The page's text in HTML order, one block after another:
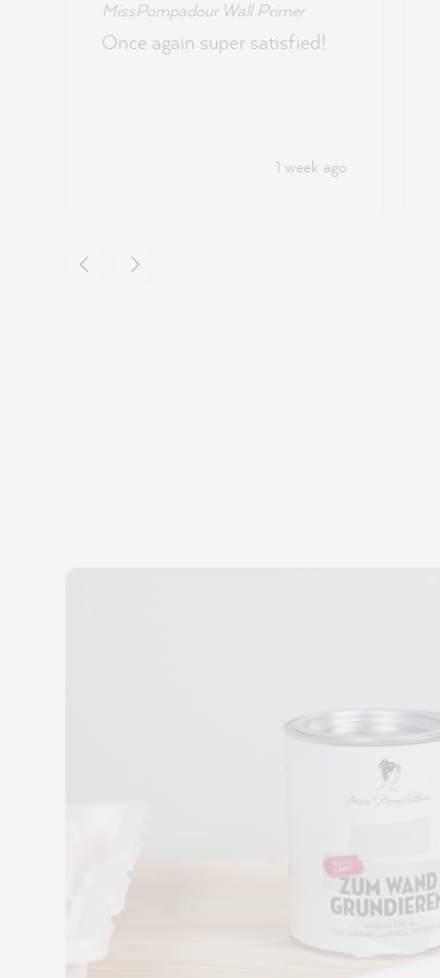
MissPompadour Wall Primer
Once again super satisfied!
1 week ago